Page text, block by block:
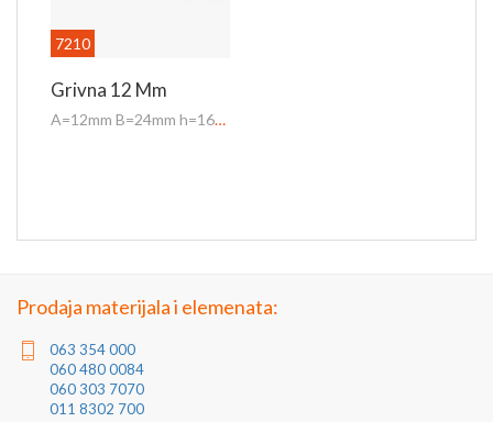
7210
Grivna 12 Mm
A=12mm B=24mm h=16mm
Prodaja materijala i elemenata:
063 354 000
060 480 0084
060 303 7070
011 8302 700